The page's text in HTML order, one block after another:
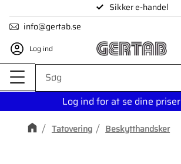
Menu
Sikker e-handel
info@gertab.se
Log ind
Log ind for at se dine priser
Tatovering Beskytthandsker